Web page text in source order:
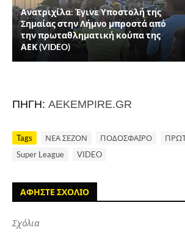
Ανατριχίλα: Έγινε Υποστολή της
Σημαίας στην Λήμνο μπροστά από
την πρωταθληματική κούπα της
ΑΕΚ (VIDEO)
ΠΗΓΗ: AEKEMPIRE.GR
Tags ΝΕΑ ΣΕΖΟΝ ΠΟΔΟΣΦΑΙΡΟ
Super League
VIDEO
ΑΦΗΣΤΕ ΣΧΟΛΙΟ
Σχόλια